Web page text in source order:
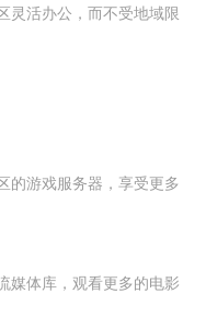
灵活办公，而不受地域限
的游戏服务器，享受更多
媒体库，观看更多的电影